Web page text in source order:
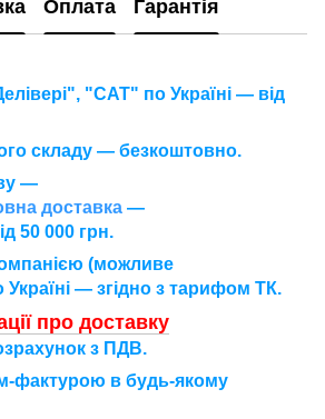
Оплата Гарантія
"САТ" по Україні — від
складу — безкоштовно.
—
доставка —
50 000 грн.
(можливе
— згідно з тарифом ТК.
про доставку
з ПДВ.
фактурою в будь-якому